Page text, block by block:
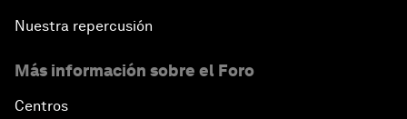
Nuestra repercusión
Más información sobre el Foro
Centros